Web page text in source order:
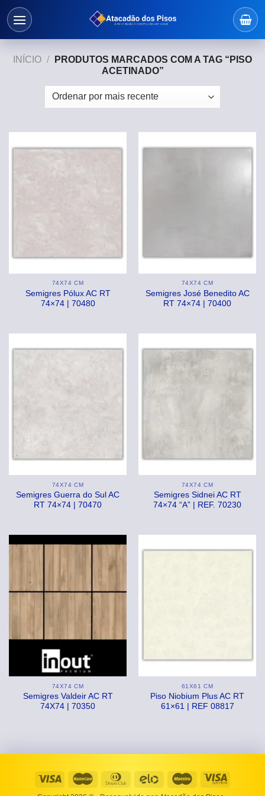
Skip
INÍCIO /
PRODUTOS MARCADOS COM A TAG “PISO
ACETINADO”
74X74 CM
Semigres Pólux AC RT
74×74 | 70480
74X74 CM
Semigres José Benedito AC
RT 74×74 | 70400
74X74 CM
Semigres Guerra do Sul AC
RT 74×74 | 70470
74X74 CM
Semigres Sidnei AC RT
74×74 “A” | REF. 70230
74X74 CM
Semigres Valdeir AC RT
74X74 | 70350
61X61 CM
Piso Niobium Plus AC RT
61×61 | REF 08817